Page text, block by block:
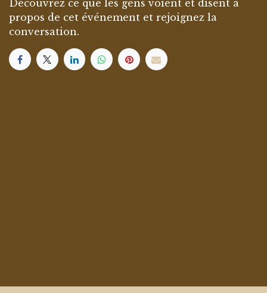
Découvrez ce que les gens voient et disent à
propos de cet événement et rejoignez la
conversation.